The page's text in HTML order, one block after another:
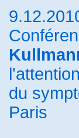
du
Paris